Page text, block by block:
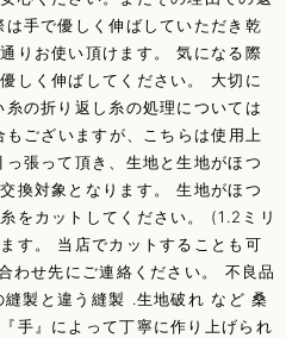
手で優しく伸ばしていただき乾
りお使い頂けます。 気になる際
しく伸ばしてください。 大切に
の折り返し糸の処理については
ございますが、こちらは使用上
張って頂き、生地と生地がほつ
換対象となります。 生地がほつ
をカットしてください。 (1.2ミリ
す。 当店でカットすることも可
わせ先にご連絡ください。 不良品
製と違う縫製 .生地破れ など 桑
手』によって丁寧に作り上げられ